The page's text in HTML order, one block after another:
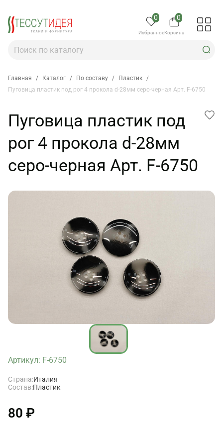
0
Избранное
0
Корзина
Главная / Каталог / По составу / Пластик /
Пуговица пластик под рог 4 прокола d-28мм серо-черная Арт. F-6750
Пуговица пластик под
рог 4 прокола d-28мм
серо-черная Арт. F-6750
Артикул: F-6750
Страна:Италия
Состав:Пластик
80 ₽